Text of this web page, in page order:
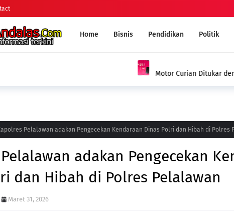
Home Bisnis Pendidikan Politik
dengan Sabu, Pria di Kepenuhan Ditangkap Polisi dengan
Pelalawan adakan Pengecekan Kendaraan Dinas Polri dan Hibah di Polres
adakan Pengecekan
dan Hibah di Polres Pelalawan
Maret 31, 2026